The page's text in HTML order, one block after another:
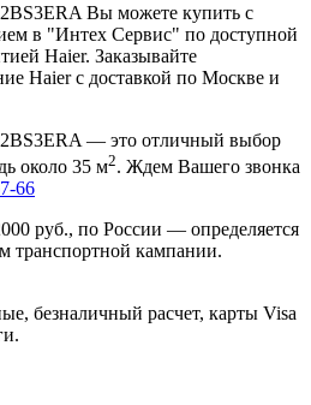
Вы можете купить с
в "Интех Сервис" по доступной
Haier. Заказывайте
Haier с доставкой по Москве и
— это отличный выбор
около 35 м2. Ждем Вашего звонка
66
руб., по России — определяется
транспортной кампании.
безналичный расчет, карты Visa